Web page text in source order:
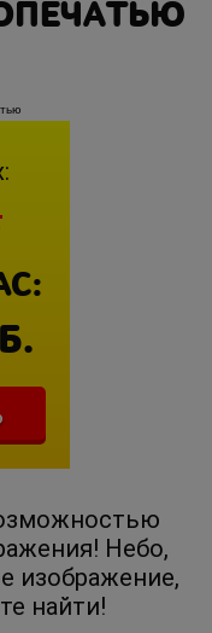
Небо,
изображение,
найти!